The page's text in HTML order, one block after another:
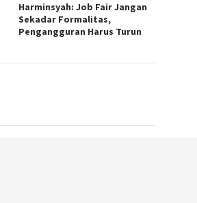
Harminsyah: Job Fair Jangan
Sekadar Formalitas,
Pengangguran Harus Turun